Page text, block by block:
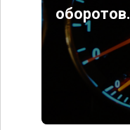
оборотов.